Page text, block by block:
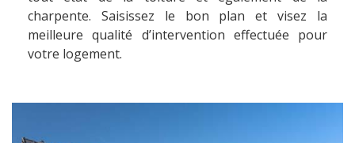
charpente. Saisissez le bon plan et visez la
meilleure qualité d’intervention effectuée pour
votre logement.